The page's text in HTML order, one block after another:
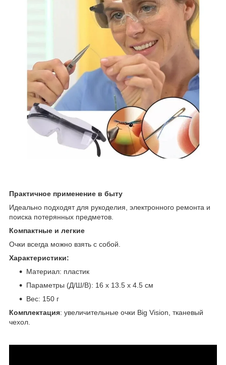
Практичное применение в быту
Идеально подходят для рукоделия, электронного ремонта и
поиска потерянных предметов.
Компактные и легкие
Очки всегда можно взять с собой.
Характеристики:
Материал: пластик
Параметры (Д/Ш/В): 16 х 13.5 х 4.5 см
Вес: 150 г
Комплектация: увеличительные очки Big Vision, тканевый
чехол.